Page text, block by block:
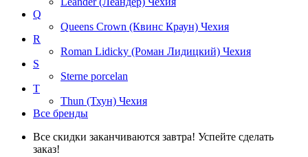
Q
Queens Crown (Квинс Краун) Чехия
R
Roman Lidicky (Роман Лидицкий) Чехия
S
Sterne porcelan
T
Thun (Тхун) Чехия
Все бренды
Все скидки заканчиваются завтра! Успейте сделать
заказ!